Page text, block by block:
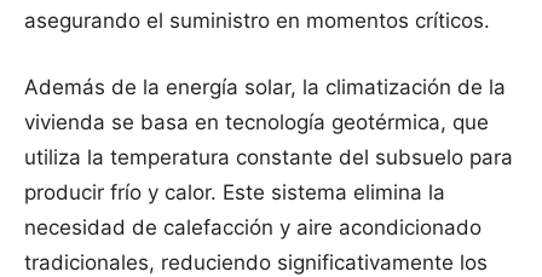
asegurando el suministro en momentos críticos.
Además de la energía solar, la climatización de la
vivienda se basa en tecnología geotérmica, que
utiliza la temperatura constante del subsuelo para
producir frío y calor. Este sistema elimina la
necesidad de calefacción y aire acondicionado
tradicionales, reduciendo significativamente los